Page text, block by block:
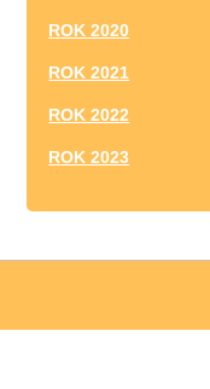
ROK 2020
ROK 2021
ROK 2022
ROK 2023